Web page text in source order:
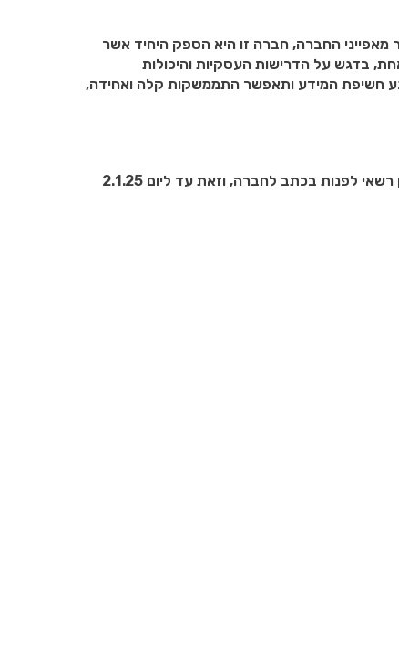
החברה, חברה זו היא הספק היחיד אשר
בדגש על הדרישות העסקיות והיכולות
חשיפת המידע ותאפשר התממשקות קלה ואחידה,
כל אדם או גוף הסבור כי יש ביכולתו לספק את הטובין האמורים, ומעוניין לעשות כן רשאי לפנות בכתב לחברה, וזאת עד ליום 2.1.25